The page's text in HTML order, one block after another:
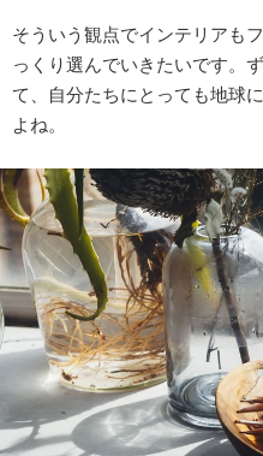
そういう観点でインテリアも
っくり選んでいきたいです。
て、自分たちにとっても地球
よね。